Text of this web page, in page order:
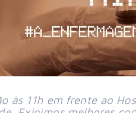
às 11h em frente ao